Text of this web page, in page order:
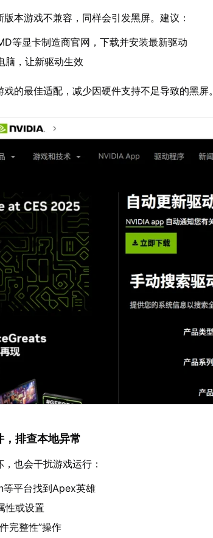
本游戏不兼容，同样会引发黑屏。建议：
等显卡制造商官网，下载并安装最新驱动
脑，让新驱动生效
的最佳适配，减少因硬件支持不足导致的黑屏。
，排查本地异常
也会干扰游戏运行：
平台找到Apex英雄
性或设置
完整性”操作